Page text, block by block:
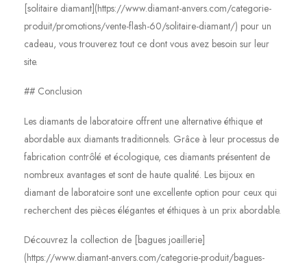
[solitaire diamant](https://www.diamant-anvers.com/categorie-
produit/promotions/vente-flash-60/solitaire-diamant/) pour un
cadeau, vous trouverez tout ce dont vous avez besoin sur leur
site.
## Conclusion
Les diamants de laboratoire offrent une alternative éthique et
abordable aux diamants traditionnels. Grâce à leur processus de
fabrication contrôlé et écologique, ces diamants présentent de
nombreux avantages et sont de haute qualité. Les bijoux en
diamant de laboratoire sont une excellente option pour ceux qui
recherchent des pièces élégantes et éthiques à un prix abordable.
Découvrez la collection de [bagues joaillerie]
(https://www.diamant-anvers.com/categorie-produit/bagues-